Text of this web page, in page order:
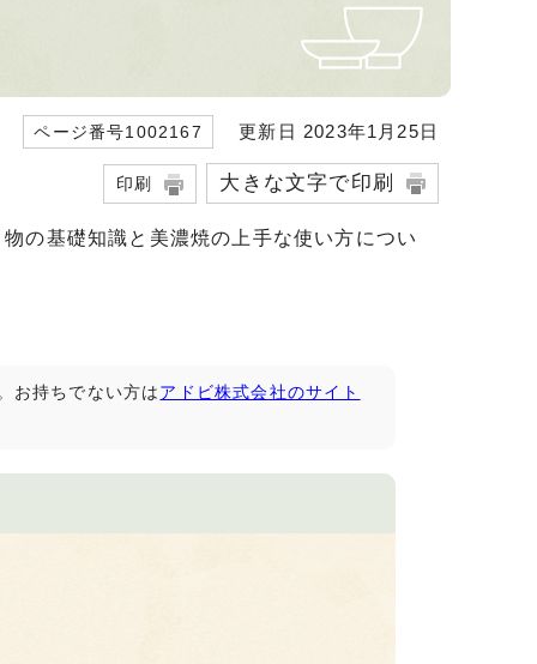
ページ番号1002167 更新日 2023年1月25日
印刷 大きな文字で印刷
の基礎知識と美濃焼の上手な使い方につい
お持ちでない方はアドビ株式会社のサイト